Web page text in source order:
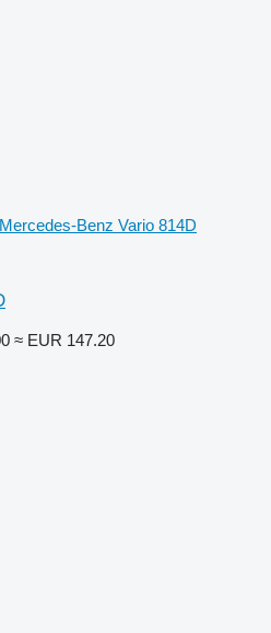
Mercedes-Benz Vario 814D
≈ EUR 147.20